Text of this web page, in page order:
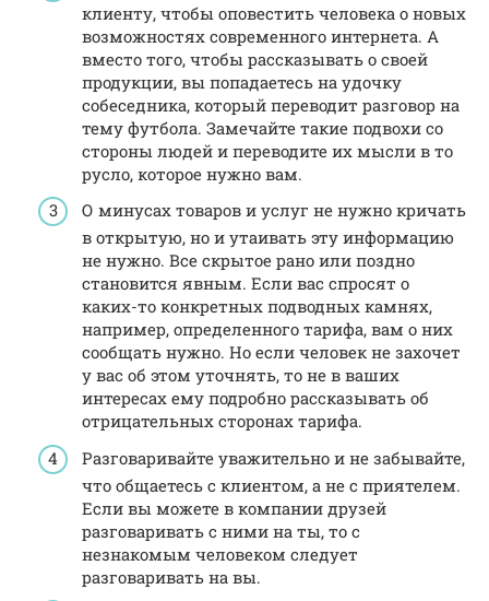
клиенту, чтобы оповестить человека о новых
возможностях современного интернета. А
вместо того, чтобы рассказывать о своей
продукции, вы попадаетесь на удочку
собеседника, который переводит разговор на
тему футбола. Замечайте такие подвохи со
стороны людей и переводите их мысли в то
русло, которое нужно вам.
О минусах товаров и услуг не нужно кричать
в открытую, но и утаивать эту информацию
не нужно. Все скрытое рано или поздно
становится явным. Если вас спросят о
каких-то конкретных подводных камнях,
например, определенного тарифа, вам о них
сообщать нужно. Но если человек не захочет
у вас об этом уточнять, то не в ваших
интересах ему подробно рассказывать об
отрицательных сторонах тарифа.
Разговаривайте уважительно и не забывайте,
что общаетесь с клиентом, а не с приятелем.
Если вы можете в компании друзей
разговаривать с ними на ты, то с
незнакомым человеком следует
разговаривать на вы.